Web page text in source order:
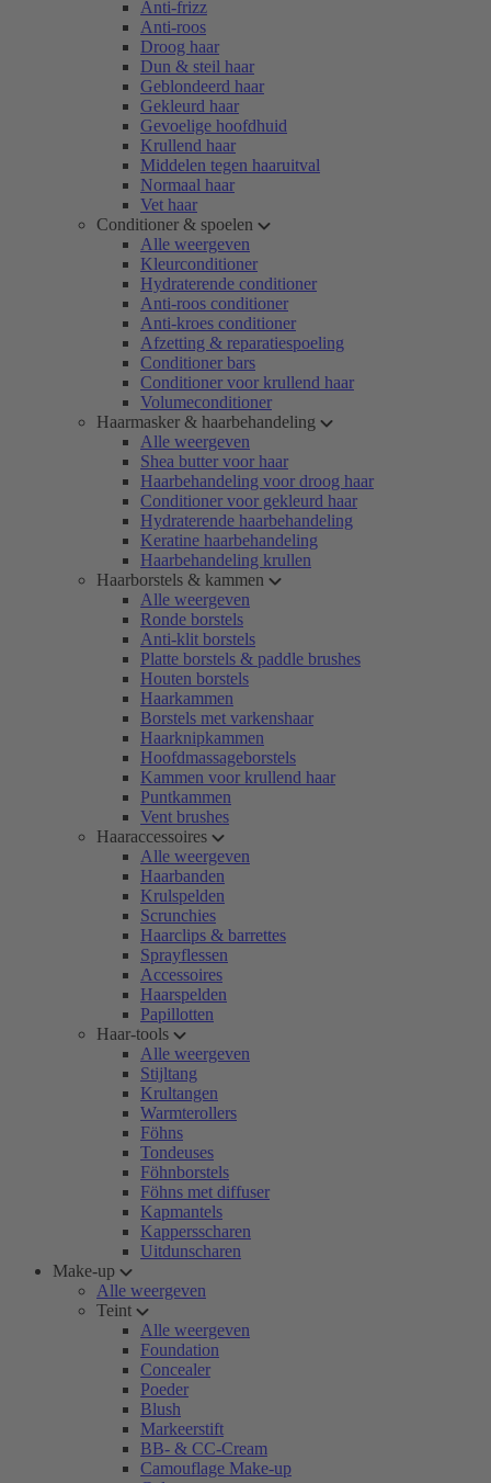
Anti-frizz
Anti-roos
Droog haar
Dun & steil haar
Geblondeerd haar
Gekleurd haar
Gevoelige hoofdhuid
Krullend haar
Middelen tegen haaruitval
Normaal haar
Vet haar
Conditioner & spoelen
Alle weergeven
Kleurconditioner
Hydraterende conditioner
Anti-roos conditioner
Anti-kroes conditioner
Afzetting & reparatiespoeling
Conditioner bars
Conditioner voor krullend haar
Volumeconditioner
Haarmasker & haarbehandeling
Alle weergeven
Shea butter voor haar
Haarbehandeling voor droog haar
Conditioner voor gekleurd haar
Hydraterende haarbehandeling
Keratine haarbehandeling
Haarbehandeling krullen
Haarborstels & kammen
Alle weergeven
Ronde borstels
Anti-klit borstels
Platte borstels & paddle brushes
Houten borstels
Haarkammen
Borstels met varkenshaar
Haarknipkammen
Hoofdmassageborstels
Kammen voor krullend haar
Puntkammen
Vent brushes
Haaraccessoires
Alle weergeven
Haarbanden
Krulspelden
Scrunchies
Haarclips & barrettes
Sprayflessen
Accessoires
Haarspelden
Papillotten
Haar-tools
Alle weergeven
Stijltang
Krultangen
Warmterollers
Föhns
Tondeuses
Föhnborstels
Föhns met diffuser
Kapmantels
Kappersscharen
Uitdunscharen
Make-up
Alle weergeven
Teint
Alle weergeven
Foundation
Concealer
Poeder
Blush
Markeerstift
BB- & CC-Cream
Camouflage Make-up